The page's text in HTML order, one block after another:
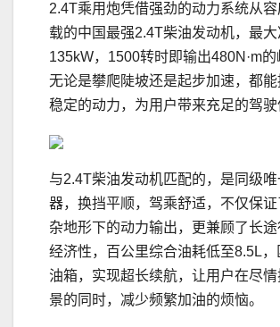
2.4T乘用炮凭借强劲的动力系统从
载的中国最强2.4T柴油发动机，最
135kW，1500转时即输出480N·m的
无论是攀爬陡坡还是起步加速，都
稳定的动力，为用户带来充足的驾驶
与2.4T柴油发动机匹配的，是同级
器，换挡平顺，驾乘舒适，不仅保
杂地形下的动力输出，更兼顾了长
经济性，百公里综合油耗低至8.5L，
油箱，实现超长续航，让用户在尽
景的同时，减少频繁加油的烦恼。